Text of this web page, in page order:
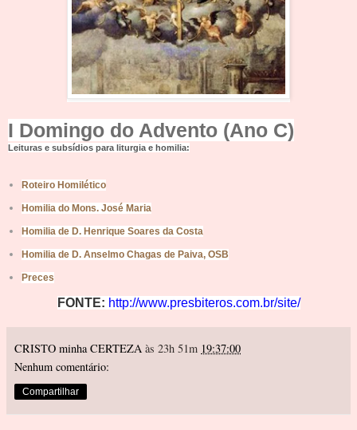
I Domingo do Advento (Ano C)
Leituras e subsídios para liturgia e homilia:
Roteiro Homi lético
Homilia do Mons. José Maria
Homilia de D. Henrique Soares da Costa
Homilia de D. Anselmo Chagas de Paiva, OSB
Preces
FONTE: http://www.presbiteros.com.br/site/
CRISTO minha CERTEZA às 23h 51m 19:37:00
Nenhum comentário:
Compartilhar